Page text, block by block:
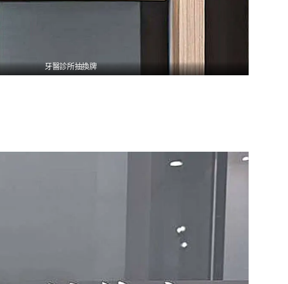
牙醫診所抽換牌